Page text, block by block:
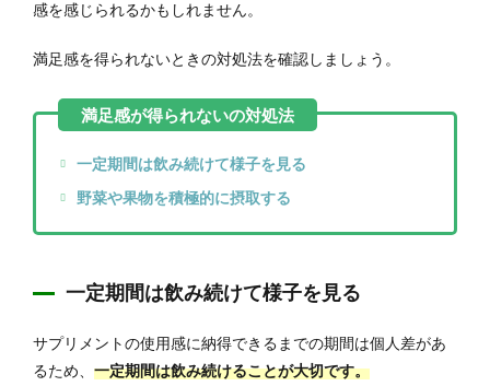
感を感じられるかもしれません。
満足感を得られないときの対処法を確認しましょう。
一定期間は飲み続けて様子を見る
野菜や果物を積極的に摂取する
一定期間は飲み続けて様子を見る
サプリメントの使用感に納得できるまでの期間は個人差があ
るため、 一定期間は飲み続けることが大切です。